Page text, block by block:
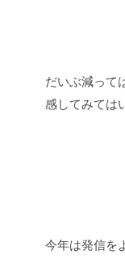
だいぶ減って
感してみては
今年は発信を